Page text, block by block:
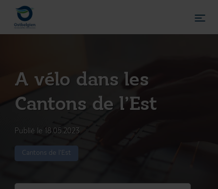
DE FR NL
A vélo dans les
Cantons de l’Est
Publié le 18.05.2023
Cantons de l'Est